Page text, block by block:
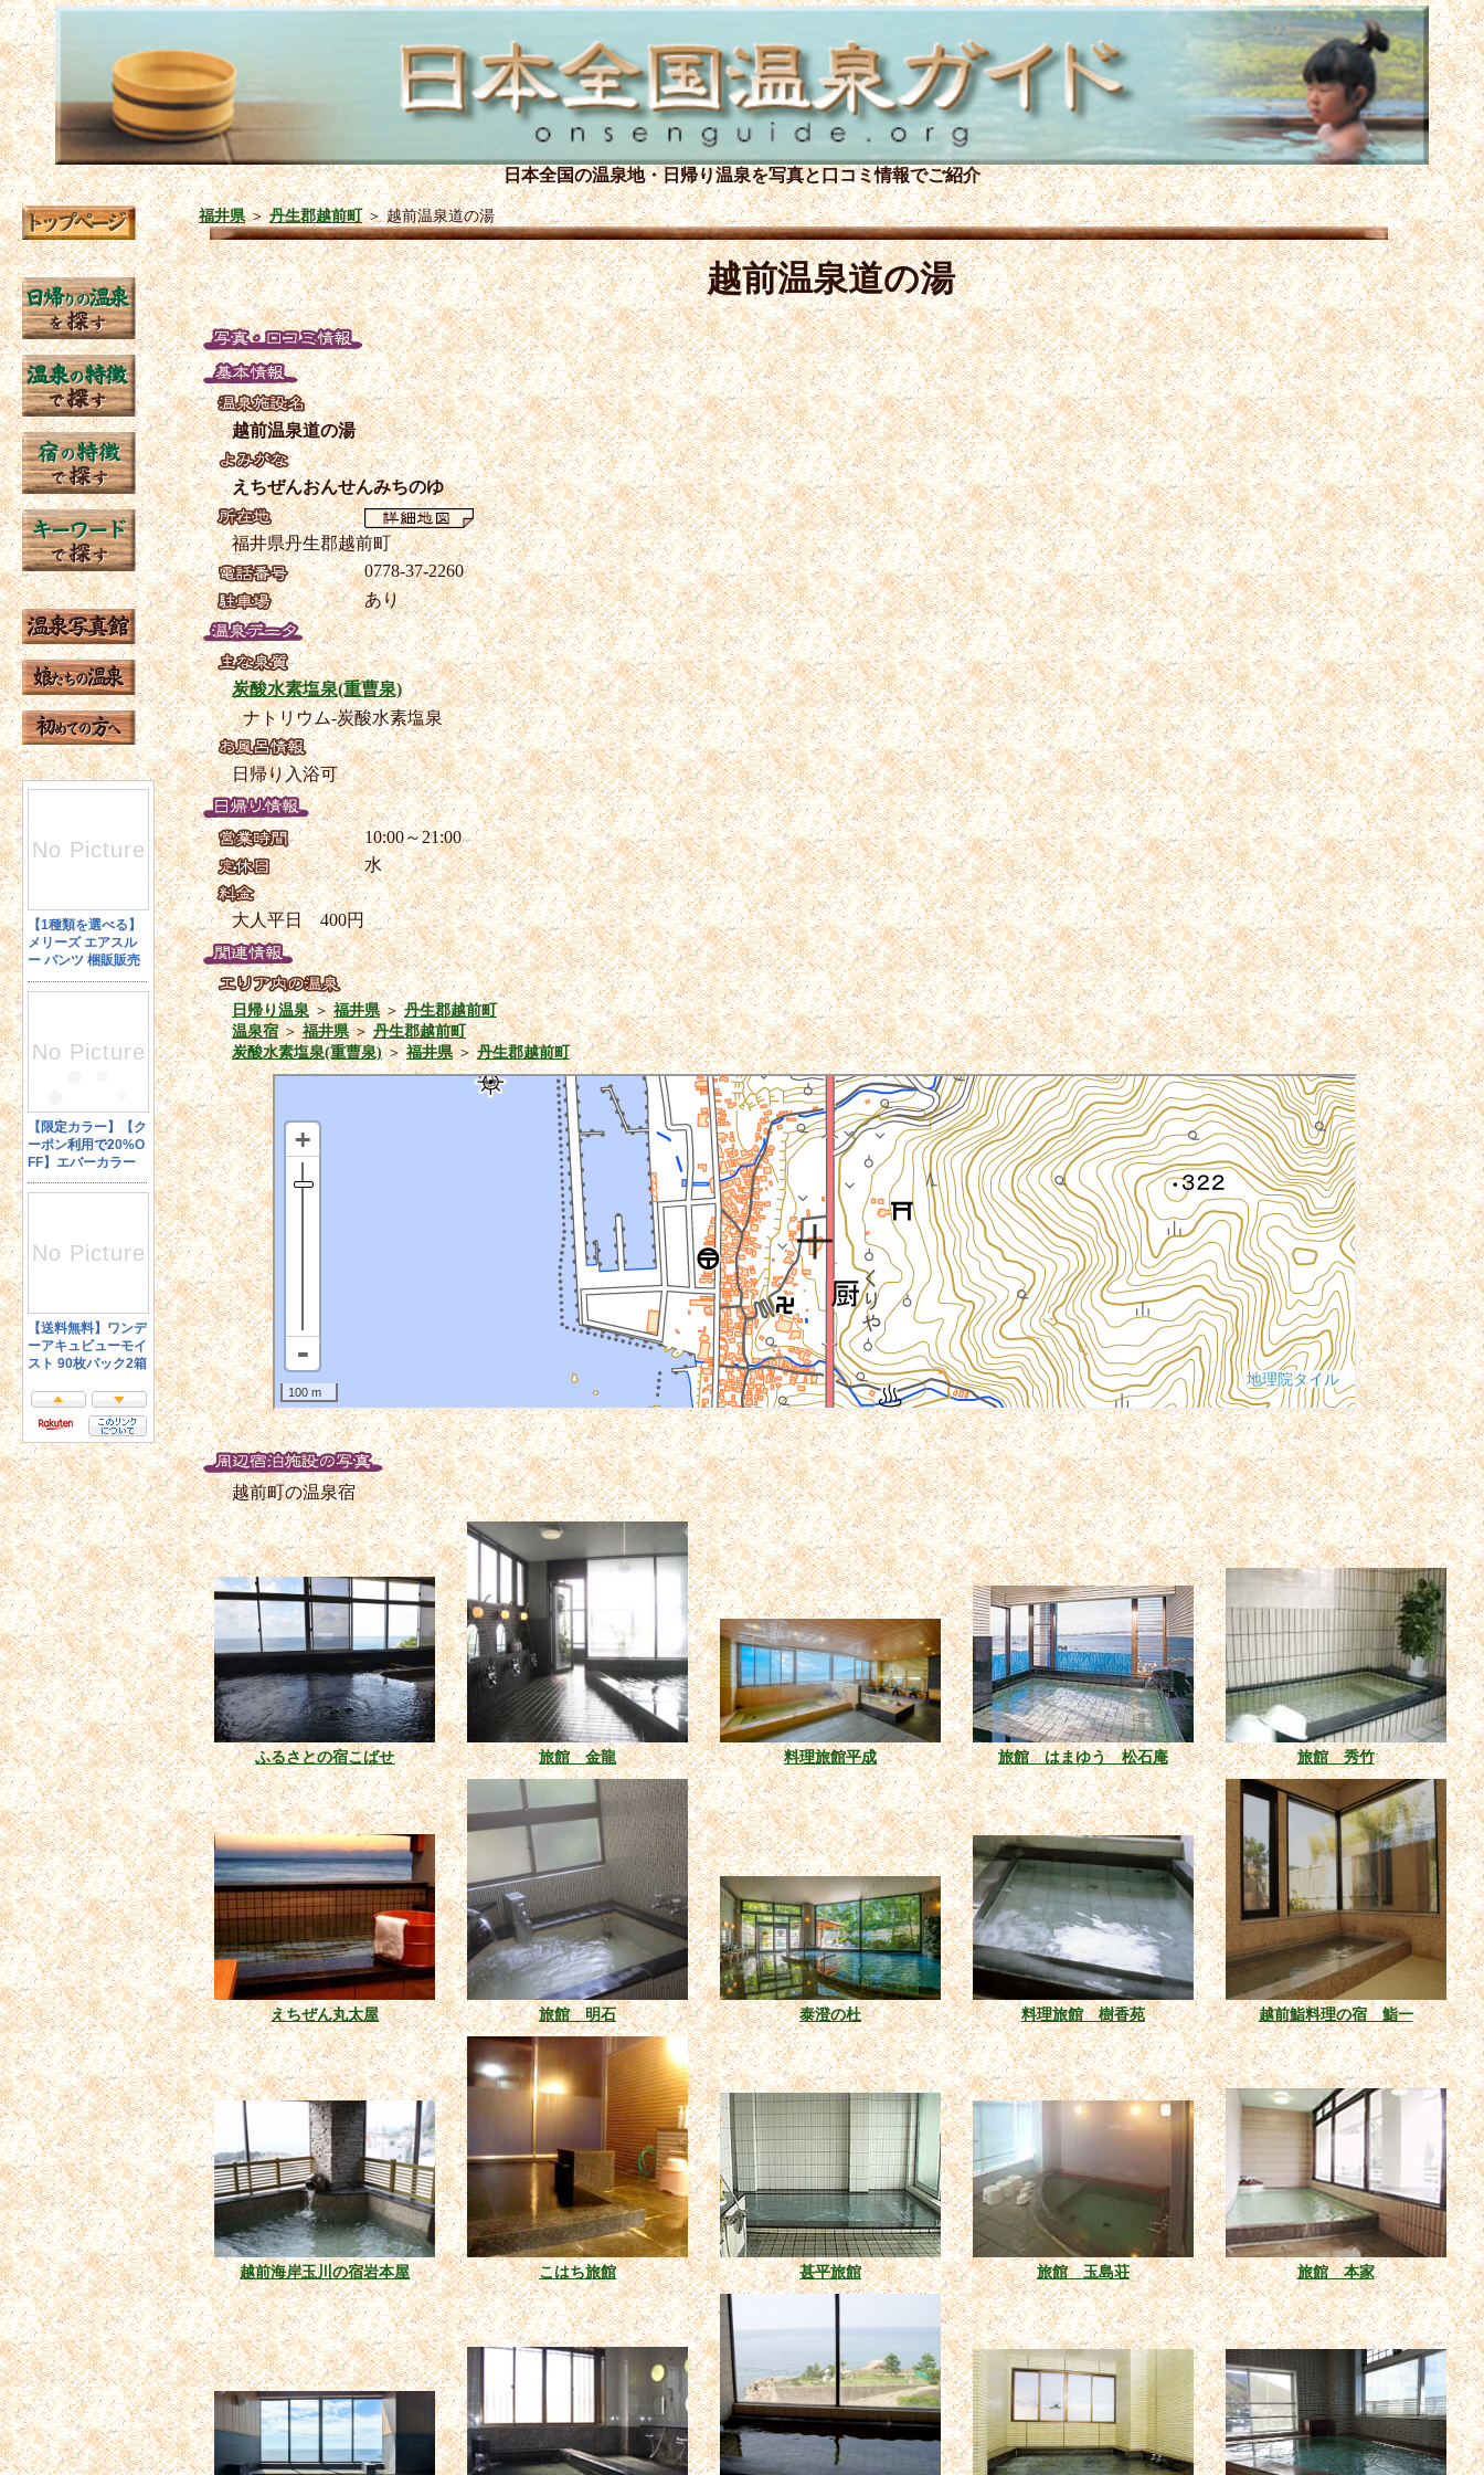
日本全国の温泉地・日帰り温泉を写真と口コミ情報でご紹介
福井県＞丹生郡越前町＞越前温泉道の湯
越前温泉道の湯
越前温泉道の湯
えちぜんおんせんみちのゆ
福井県丹生郡越前町
0778-37-2260
あり
炭酸水素塩泉(重曹泉)
ナトリウム-炭酸水素塩泉
日帰り入浴可
10:00～21:00
水
大人平日 400円
日帰り温泉＞福井県＞丹生郡越前町
温泉宿＞福井県＞丹生郡越前町
炭酸水素塩泉(重曹泉)＞福井県＞丹生郡越前町
越前町の温泉宿
ふるさとの宿こばせ 旅館 金龍 料理旅館平成 旅館 はまゆう 松石庵 旅館 秀竹
えちぜん丸太屋 旅館 明石 泰澄の杜 料理旅館 樹香苑 越前鮨料理の宿 鮨一
越前海岸玉川の宿岩本屋 こはち旅館 甚平旅館 旅館 玉島荘 旅館 本家